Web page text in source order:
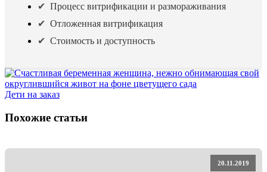
Процесс витрификации и размораживания
Отложенная витрификация
Стоимость и доступность
Дети на заказ
Похожие статьи
20.11.2019